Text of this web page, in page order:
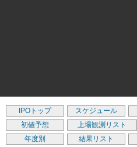
IPOトップ スケジュール
初値予想
上場観測リスト
年度別
結果リスト